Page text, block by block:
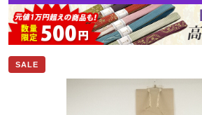
SALE